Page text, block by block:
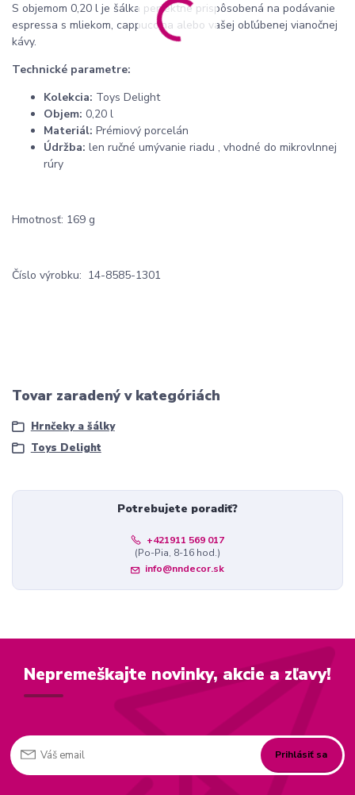
S objemom 0,20 l je šálka perfektne prispôsobená na podávanie
espressa s mliekom, cappuccina alebo vašej obľúbenej vianočnej
kávy.
Technické parametre:
Kolekcia: Toys Delight
Objem: 0,20 l
Materiál: Prémiový porcelán
Údržba: len ručné umývanie riadu , vhodné do mikrovlnnej
rúry
Hmotnosť: 169 g
Číslo výrobku: 14-8585-1301
Tovar zaradený v kategóriách
Hrnčeky a šálky
Toys Delight
Potrebujete poradiť?
+421911 569 017
(Po-Pia, 8-16 hod.)
info@nndecor.sk
Nepremeškajte novinky, akcie a zľavy!
Prihlásiť sa